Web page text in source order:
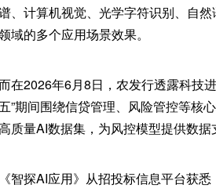
、计算机视觉、光学字符识别、自然
域的多个应用场景效果。
在2026年6月8日，农发行透露科技
”期间围绕信贷管理、风险管控等核
质量AI数据集，为风控模型提供数据
《智探AI应用》从招投标信息平台获